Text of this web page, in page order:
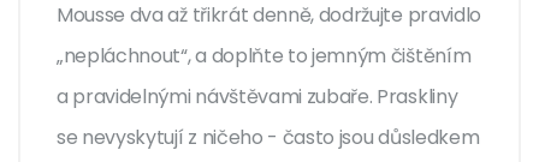
Mousse dva až třikrát denně, dodržujte pravidlo
„nepláchnout“, a doplňte to jemným čištěním
a pravidelnými návštěvami zubaře. Praskliny
se nevyskytují z ničeho - často jsou důsledkem